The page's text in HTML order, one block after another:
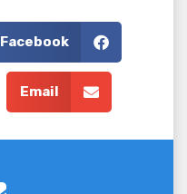
Facebook
Email